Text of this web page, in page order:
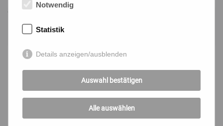
© KBW Wien
Fertige Angebote im Vorfeld der Umsetzung
Notwendig
Statistik
Details anzeigen/ausblenden
Auswahl bestätigen
Alle auswählen